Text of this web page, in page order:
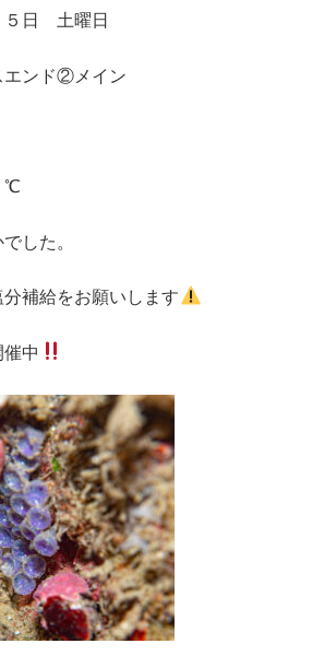
５日 土曜日
ンド②メイン
℃
した。
補給をお願いします
中